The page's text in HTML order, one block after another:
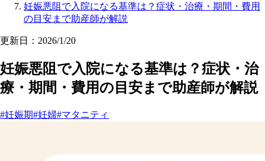
妊娠悪阻で入院になる基準は？症状・治療・期間・費用
の目安まで助産師が解説
更新日：2026/1/20
妊娠悪阻で入院になる基準は？症状・治
療・期間・費用の目安まで助産師が解説
#妊娠期#妊婦#マタニティ